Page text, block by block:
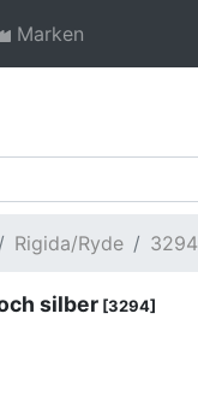
Marken
Rigida/Ryde 3294
silber [3294]